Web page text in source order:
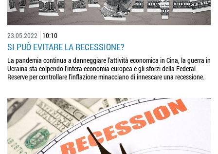
23.05.2022 10:10
SI PUÒ EVITARE LA RECESSIONE?
La pandemia continua a danneggiare l'attività economica in Cina, la guerra in
Ucraina sta colpendo l'intera economia europea e gli sforzi della Federal
Reserve per controllare l'inflazione minacciano di innescare una recessione.